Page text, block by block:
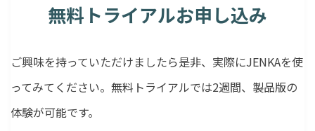
無料トライアルお申し込み
ご興味を持っていただけましたら是非、実際にJENKAを使
ってみてください。無料トライアルでは2週間、製品版の
体験が可能です。